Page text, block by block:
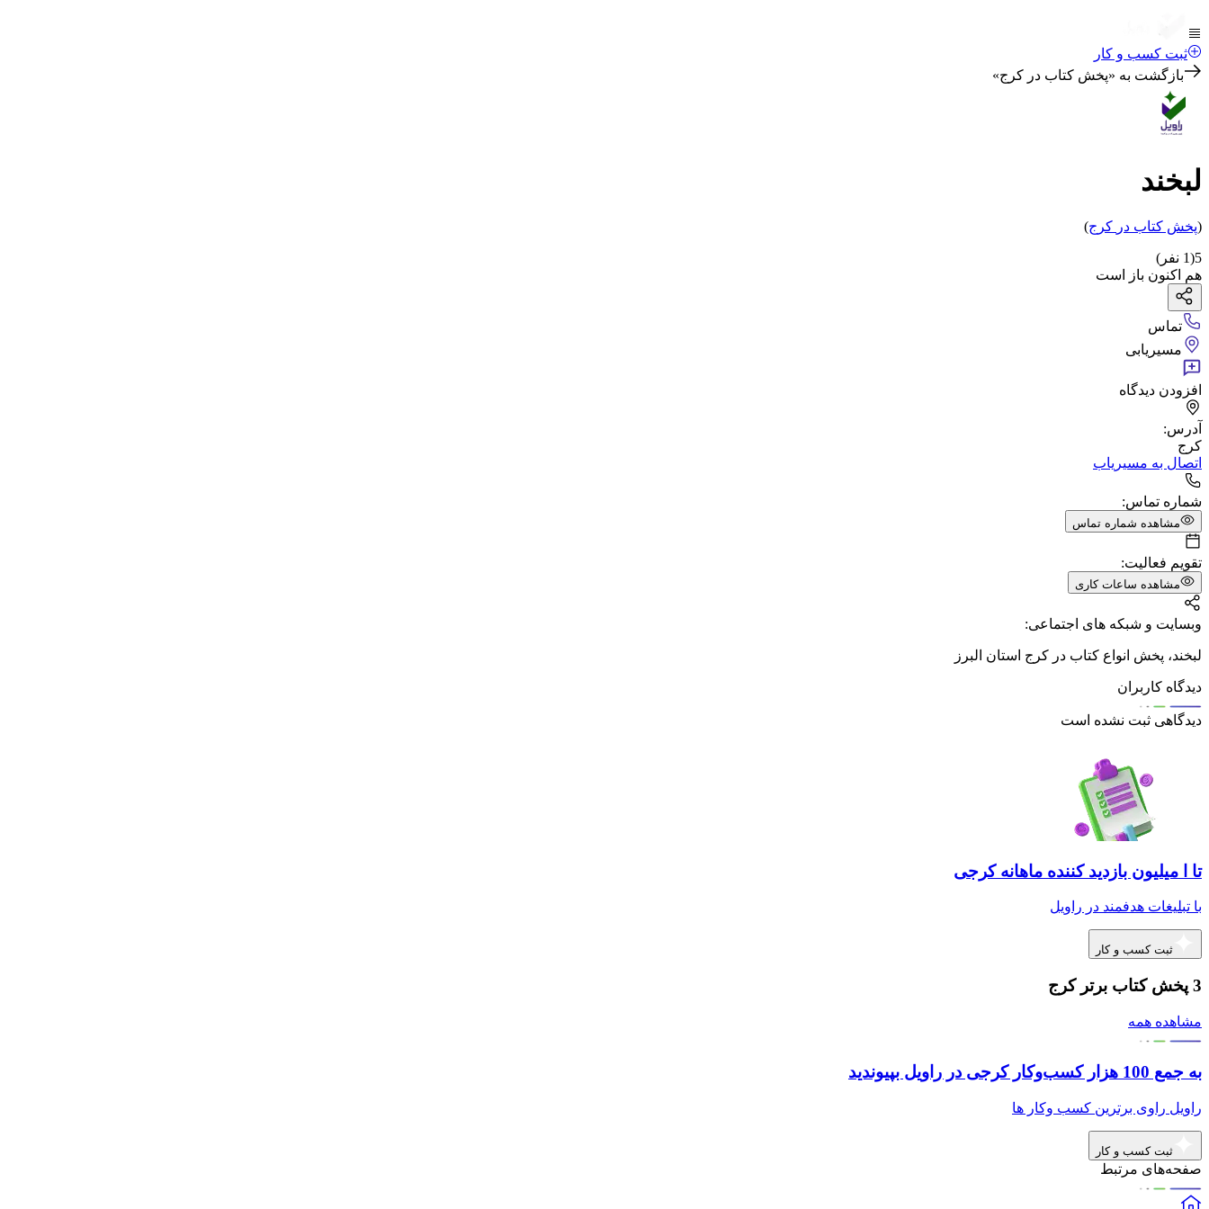
ثبت کسب و کار
بازگشت به «پخش کتاب در کرج»
لبخند
(پخش کتاب در کرج)
5
(
1 نفر)
هم اکنون باز است
تماس
مسیریابی
افزودن دیدگاه
آدرس:
کرج
اتصال به مسیریاب
شماره تماس:
مشاهده شماره تماس
تقویم فعالیت:
مشاهده ساعات کاری
وبسایت و شبکه های اجتماعی:
لبخند، پخش انواع کتاب در کرج استان البرز
دیدگاه کاربران
دیدگاهی ثبت نشده است
تا ا میلیون بازدید کننده ماهانه کرجی
با تبلیغات هدفمند در راویل
ثبت کسب و کار
3 پخش کتاب برتر کرج
مشاهده همه
به جمع 100 هزار کسب‌وکار کرجی در راویل بپیوندید
راویل راوی برترین کسب وکار ها
ثبت کسب و کار
صفحه‌های مرتبط